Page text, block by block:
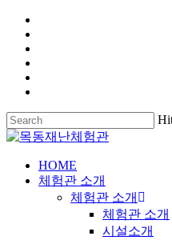
HOME
체험관 소개
체험관 소개
체험관 소개
시설소개